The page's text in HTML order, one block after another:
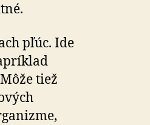
pľúc. Ide
tiež